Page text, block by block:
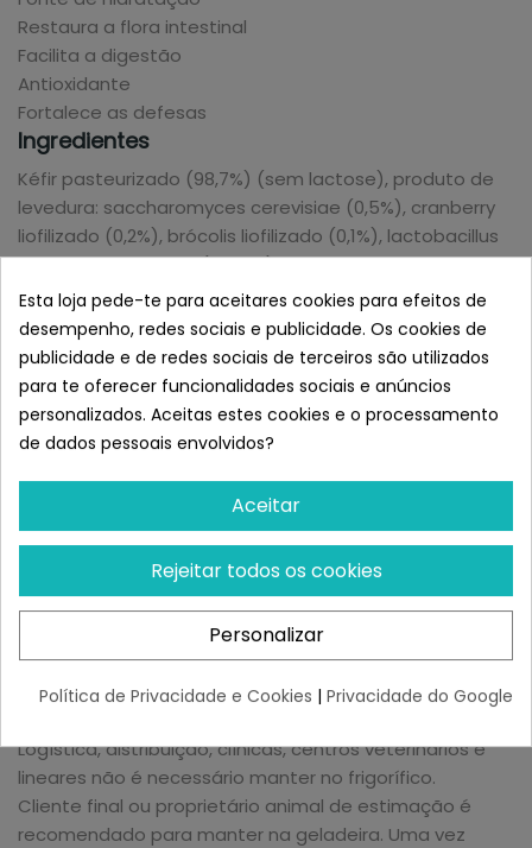
Restaura a flora intestinal
Facilita a digestão
Antioxidante
Fortalece as defesas
Ingredientes
Kéfir pasteurizado (98,7%) (sem lactose), produto de
levedura: saccharomyces cerevisiae (0,5%), cranberry
liofilizado (0,2%), brócolis liofilizado (0,1%), lactobacillus
helveticus inativado (0,015%) e lactobacillus paracasei
inativado (0,015%).
Composição
Umidade 85,0%
Proteína 3,00%
Gordura 3,0%
Fibra 0,10%
Garrafa: 200ml.
Ração diária complementar, 100 ml/cão médio (10 kg) e
50 ml/gato.
Adaptar-se à atividade e estilo de vida do cão ou
gato. Adequado para cães e gatos de todas as idades
Conservação
Logística, distribuição, clínicas, centros veterinários e
lineares não é necessário manter no frigorífico.
Cliente final ou proprietário animal de estimação é
recomendado para manter na geladeira. Uma vez
Esta loja pede-te para aceitares cookies para efeitos de
desempenho, redes sociais e publicidade. Os cookies de
publicidade e de redes sociais de terceiros são utilizados
para te oferecer funcionalidades sociais e anúncios
personalizados. Aceitas estes cookies e o processamento
de dados pessoais envolvidos?
Aceitar
Rejeitar todos os cookies
Personalizar
Política de Privacidade e Cookies | Privacidade do Google